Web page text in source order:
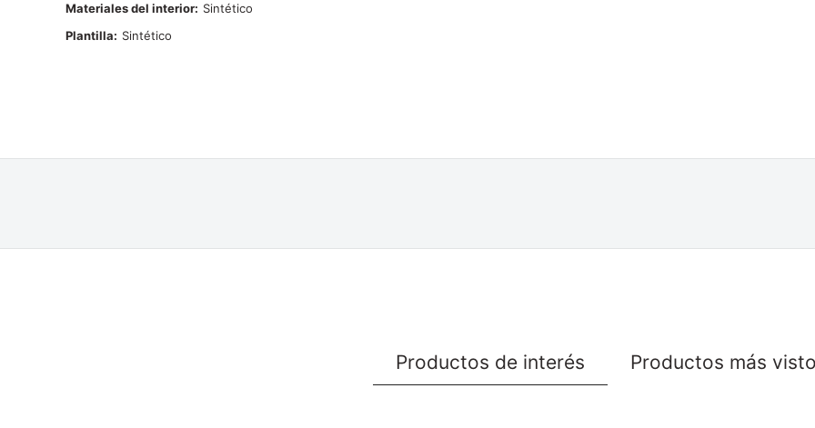
Materiales del interior
Sintético
Plantilla
Sintético
Productos de interés Productos más